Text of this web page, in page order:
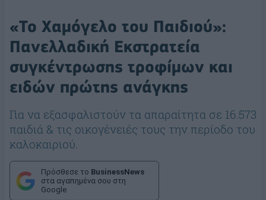
«Το Χαμόγελο του Παιδιού»:
Πανελλαδική Εκστρατεία
συγκέντρωσης τροφίμων και
ειδών πρώτης ανάγκης
Για να εξασφαλιστούν τα απαραίτητα σε 16.573
παιδιά & τις οικογένειές τους την περίοδο του
καλοκαιριού.
Πρόσθεσε το BusinessNews
στα αγαπημένα σου στη
Google